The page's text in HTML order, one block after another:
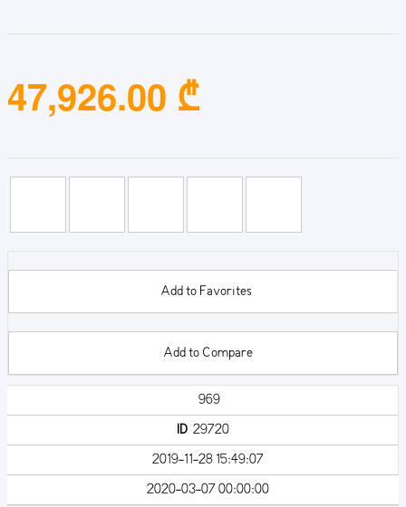
47,926.00 ₾
Add to Favorites
Add to Compare
969
ID29720
2019-11-28 15:49:07
2020-03-07 00:00:00